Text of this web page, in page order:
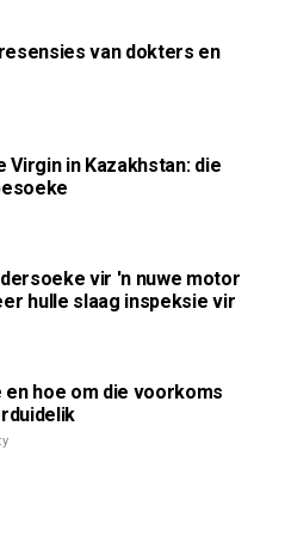
van dokters en
Virgin in Kazakhstan: die
vir 'n nuwe motor
hulle slaag inspeksie vir
en hoe om die voorkoms